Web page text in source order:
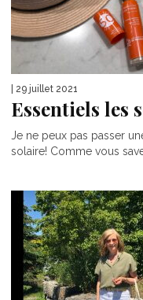
| 29 juillet 2021
Essentiels les
Je ne peux pas passer
solaire! Comme vous